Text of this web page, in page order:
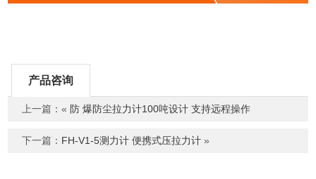
产品咨询
上一篇：«防 爆防尘拉力计100吨设计 支持远程操作
下一篇： FH-V1-5测力计 便携式压拉力计 »